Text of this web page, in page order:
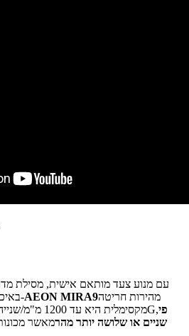
עם מנוע צעד מותאם אישית, מסילת
באיכות גבוהה ומיסב יפני, ה-AEON MIRA9מהירות חריטה
מקסימלית היא עד 1200 מ"מ/שנייה, מהירות תאוצה עד 5G,פי
שניים או שלושה יותר מהרמאשר